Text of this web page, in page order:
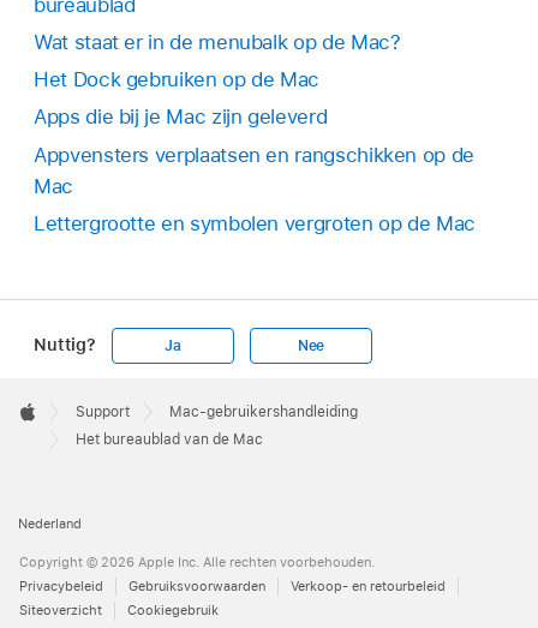
bureaublad
Wat staat er in de menubalk op de Mac?
Het Dock gebruiken op de Mac
Apps die bij je Mac zijn geleverd
Appvensters verplaatsen en rangschikken op de
Mac
Lettergrootte en symbolen vergroten op de Mac
Nuttig? Ja Nee
Footer

Apple
Support
Mac-gebruikershandleiding
Het bureaublad van de Mac
Nederland
Copyright © 2026 Apple Inc. Alle rechten voorbehouden.
Privacybeleid
Gebruiksvoorwaarden
Verkoop- en retourbeleid
Siteoverzicht
Cookiegebruik